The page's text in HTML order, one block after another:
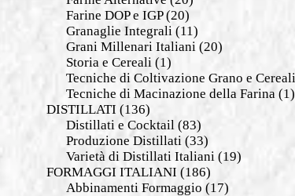
Farine DOP e IGP(20)
Granaglie Integrali (11)
Grani Millenari Italiani (20)
Storia e Cereali (1)
Tecniche di Coltivazione Grano e Cereali
Tecniche di Macinazione della Farina (1)
DISTILLATI (136)
Distillati e Cocktail (83)
Produzione Distillati (33)
Varietà di Distillati Italiani (19)
FORMAGGI ITALIANI (186)
Abbinamenti Formaggio (17)